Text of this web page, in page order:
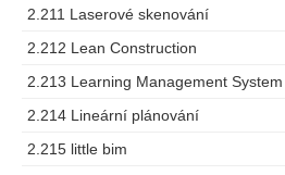
2.211 Laserové skenování
2.212 Lean Construction
2.213 Learning Management System
2.214 Lineární plánování
2.215 little bim